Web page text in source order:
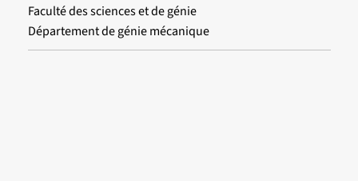
Faculté des sciences et de génie
Département de génie mécanique